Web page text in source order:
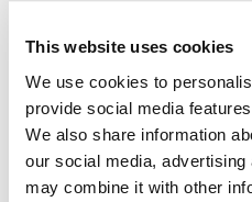
This website uses cookies
We use cookies to
provide social media
We also share information
our social media,
may combine it with other